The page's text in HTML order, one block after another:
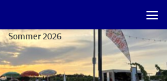
Sommer 2026